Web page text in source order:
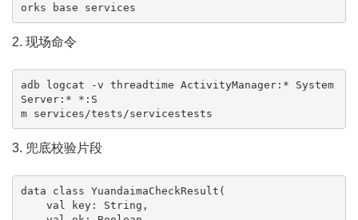
orks base services
2. 现场命令
adb logcat -v threadtime ActivityManager:* System
Server:* *:S
m services/tests/servicestests
3. 兜底校验片段
data class YuandaimaCheckResult(